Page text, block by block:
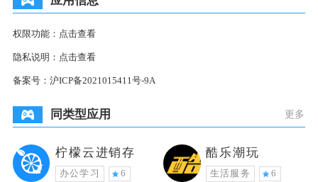
权限功能： 点击查看
隐私说明： 点击查看
备案号： 沪ICP备2021015411号-9A
同类型应用 更多
柠檬云进销存
办公学习 6
酷乐潮玩
生活服务 6